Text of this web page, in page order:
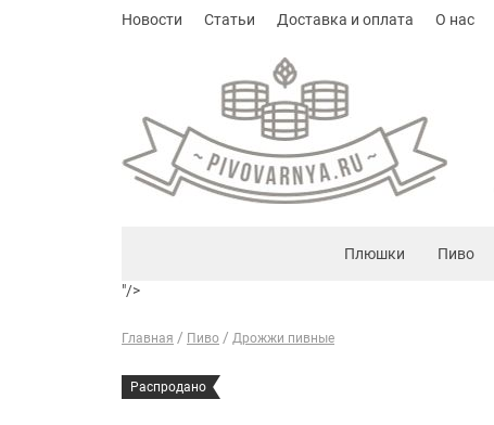
Новости Статьи Доставка и оплата О нас
Плюшки Пиво
"/>
Главная Пиво Дрожжи пивные
Распродано